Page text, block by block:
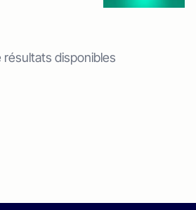
résultats disponibles